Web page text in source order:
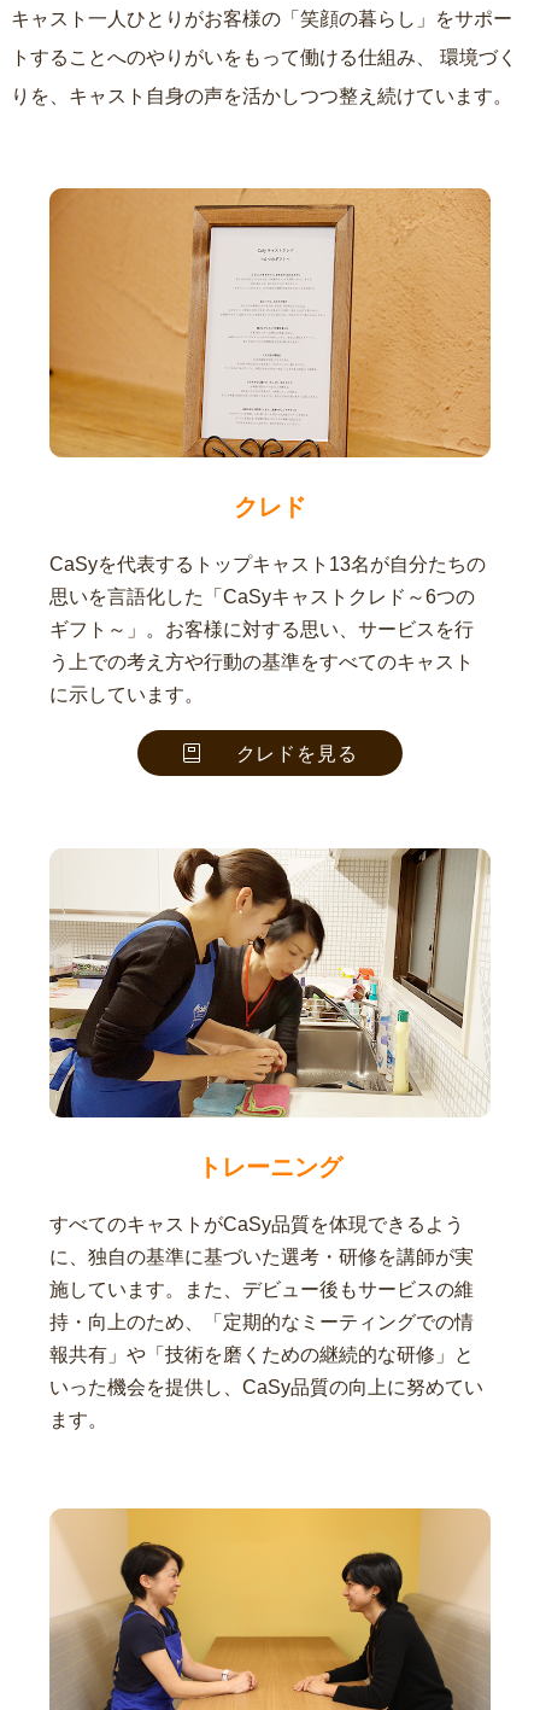
キャスト一人ひとりがお客様の「笑顔の暮らし」をサポー
トすることへのやりがいをもって働ける仕組み、
りを、キャスト自身の声を活かしつつ整え続けています。
クレド
CaSyを代表するトップキャスト13名が自分たちの
思いを言語化した「CaSyキャストクレド～6つの
ギフト～」。お客様に対する思い、サービスを行
う上での考え方や行動の基準をすべてのキャスト
に示しています。
クレドを見る
トレーニング
すべてのキャストがCaSy品質を体現できるよう
に、独自の基準に基づいた選考・研修を講師が実
施しています。また、デビュー後もサービスの維
持・向上のため、「定期的なミーティングでの情
報共有」や「技術を磨くための継続的な研修」と
いった機会を提供し、CaSy品質の向上に努めてい
ます。